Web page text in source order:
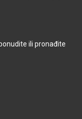
ili pronađite